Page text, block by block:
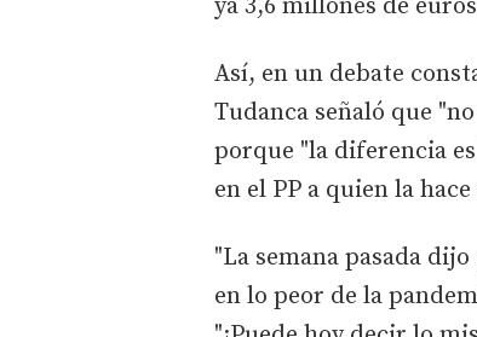
ya 3,6 millones de
Así, en un debate
Tudanca señaló que
porque "la diferencia es
en el PP a quien la
"La semana pasada
en lo peor de la